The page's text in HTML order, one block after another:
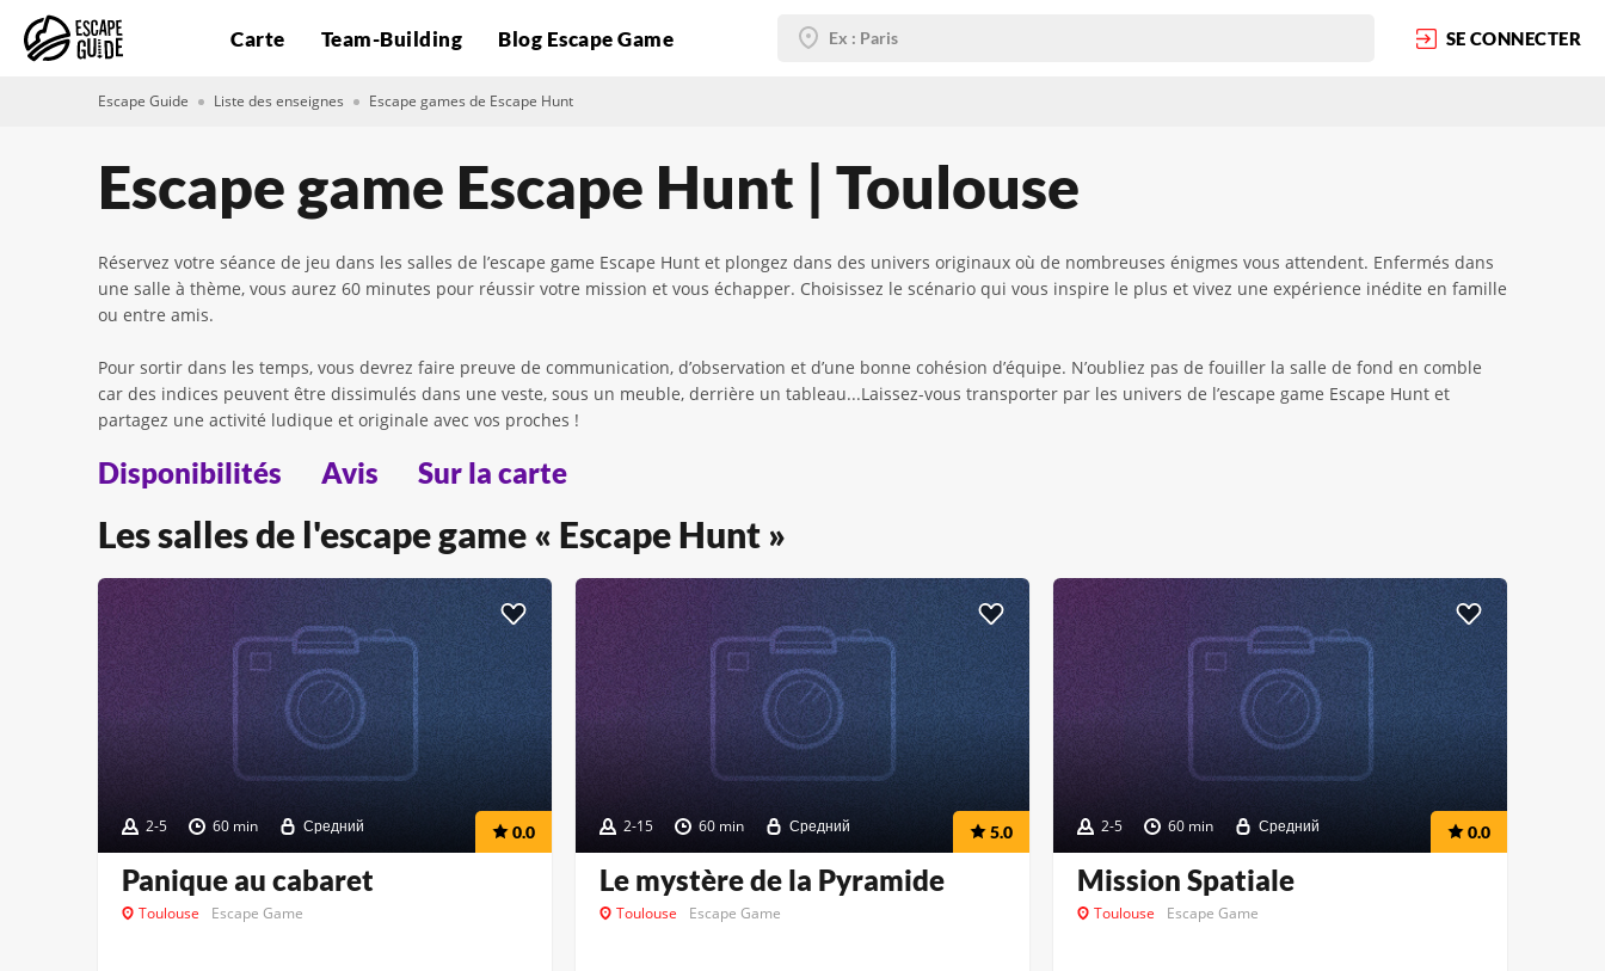
Carte Team-Building Blog Escape Game SE CONNECTER
Escape Guide Liste des enseignes Escape games de Escape Hunt
Escape game Escape Hunt | Toulouse
Réservez votre séance de jeu dans les salles de l’escape game Escape Hunt et plongez dans des univers originaux où de nombreuses énigmes vous attendent. Enfermés dans
une salle à thème, vous aurez 60 minutes pour réussir votre mission et vous échapper. Choisissez le scénario qui vous inspire le plus et vivez une expérience inédite en famille
ou entre amis.
Pour sortir dans les temps, vous devrez faire preuve de communication, d’observation et d’une bonne cohésion d’équipe. N’oubliez pas de fouiller la salle de fond en comble
car des indices peuvent être dissimulés dans une veste, sous un meuble, derrière un tableau...Laissez-vous transporter par les univers de l’escape game Escape Hunt et
partagez une activité ludique et originale avec vos proches !
Disponibilités Avis Sur la carte
Les salles de l'escape game « Escape Hunt »
2-5 60 min Средний 0.0
Panique au cabaret
Toulouse Escape Game
2-15 60 min Средний 5.0
Le mystère de la Pyramide
Toulouse Escape Game
2-5 60 min Средний 0.0
Mission Spatiale
Toulouse Escape Game